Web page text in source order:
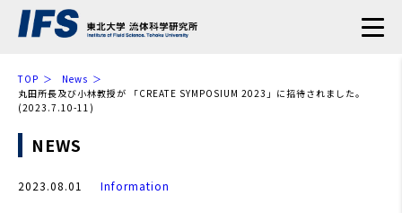
TOP
News
丸田所長及び小林教授が 「CREATE SYMPOSIUM 2023」に招待されました。
(2023.7.10-11)
NEWS
2023.08.01 Information